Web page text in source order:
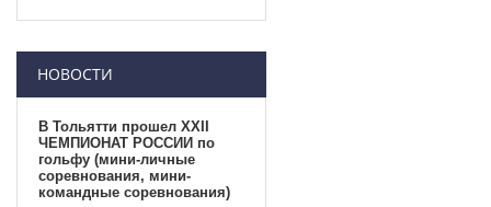
НОВОСТИ
В Тольятти прошел XXII
ЧЕМПИОНАТ РОССИИ по
гольфу (мини-личные
соревнования, мини-
командные соревнования)